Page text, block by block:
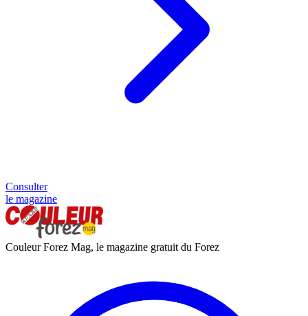
Consulter
le magazine
Couleur Forez Mag, le magazine gratuit du Forez